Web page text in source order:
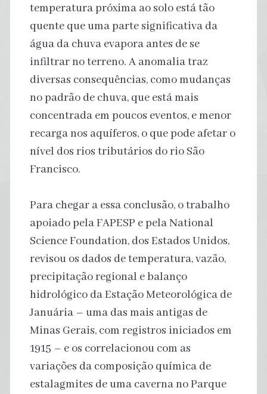
temperatura próxima ao solo está tão
quente que uma parte significativa da
água da chuva evapora antes de se
infiltrar no terreno. A anomalia traz
diversas consequências, como mudanças
no padrão de chuva, que está mais
concentrada em poucos eventos, e menor
recarga nos aquíferos, o que pode afetar o
nível dos rios tributários do rio São
Francisco.
Para chegar a essa conclusão, o trabalho
apoiado pela FAPESP e pela National
Science Foundation, dos Estados Unidos,
revisou os dados de temperatura, vazão,
precipitação regional e balanço
hidrológico da Estação Meteorológica de
Januária – uma das mais antigas de
Minas Gerais, com registros iniciados em
1915 – e os correlacionou com as
variações da composição química de
estalagmites de uma caverna no Parque